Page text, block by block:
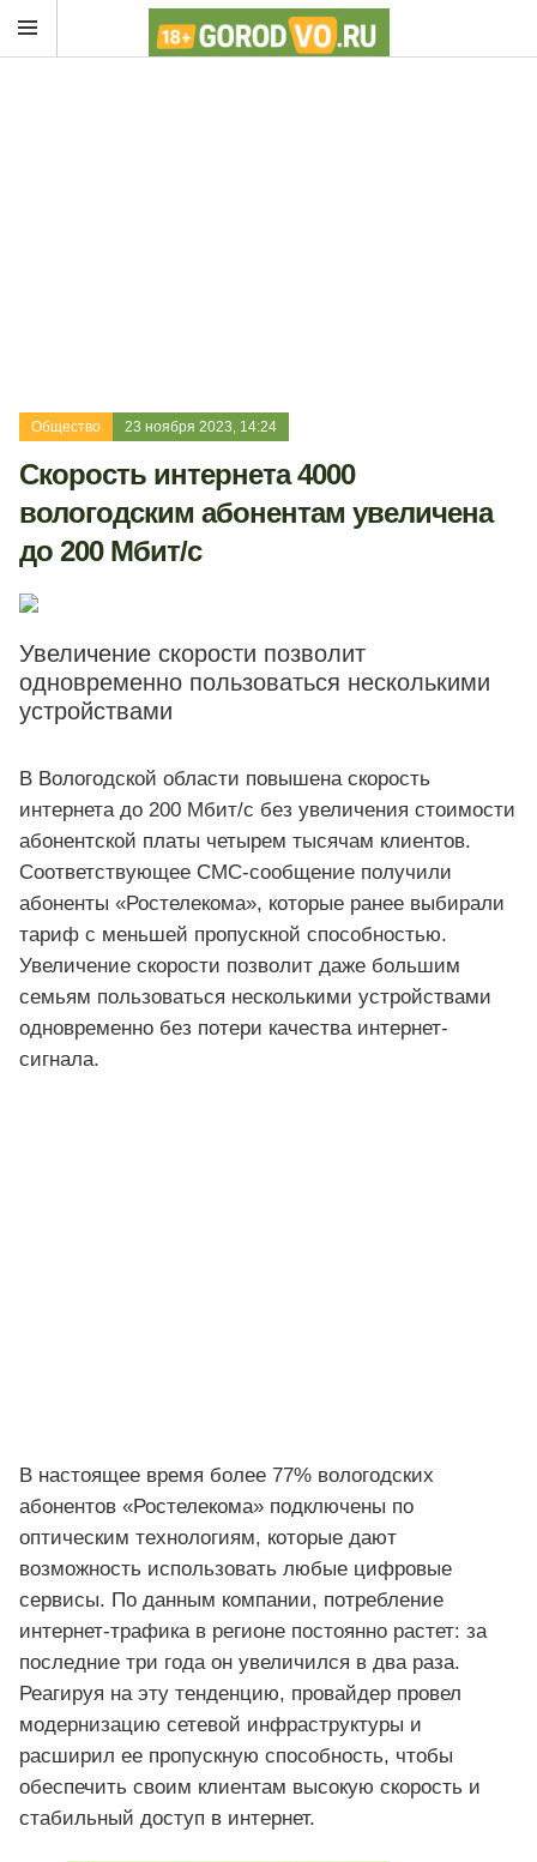
Общество 23 ноября 2023, 14:24
Скорость интернета 4000
вологодским абонентам увеличена
до 200 Мбит/с
Увеличение скорости позволит
одновременно пользоваться несколькими
устройствами
В Вологодской области повышена скорость
интернета до 200 Мбит/с без увеличения стоимости
абонентской платы четырем тысячам клиентов.
Соответствующее СМС-сообщение получили
абоненты «Ростелекома», которые ранее выбирали
тариф с меньшей пропускной способностью.
Увеличение скорости позволит даже большим
семьям пользоваться несколькими устройствами
одновременно без потери качества интернет-
сигнала.
В настоящее время более 77% вологодских
абонентов «Ростелекома» подключены по
оптическим технологиям, которые дают
возможность использовать любые цифровые
сервисы. По данным компании, потребление
интернет-трафика в регионе постоянно растет: за
последние три года он увеличился в два раза.
Реагируя на эту тенденцию, провайдер провел
модернизацию сетевой инфраструктуры и
расширил ее пропускную способность, чтобы
обеспечить своим клиентам высокую скорость и
стабильный доступ в интернет.